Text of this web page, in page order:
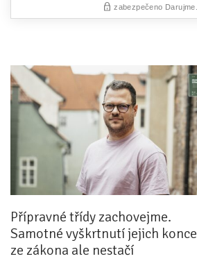
Přípravné třídy zachovejme.
Samotné vyškrtnutí jejich konce
ze zákona ale nestačí